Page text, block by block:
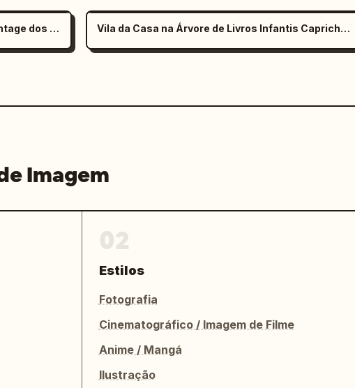
Robô Mordomo Art Déco em Mansão Vintage dos Anos 1920 Vila da Casa na Árvore de Livros Infantis Caprichosos ao Entardecer
Imagem
Estilos
Fotografia
Cinematográfico / Imagem de Filme
Anime / Mangá
Ilustração